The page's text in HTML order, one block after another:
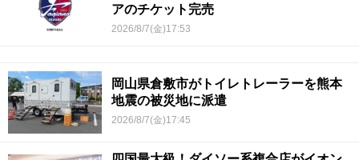
アのチケット完売
2026/8/7(金)17:53
岡山県倉敷市がトイレトレーラーを熊本
地震の被災地に派遣
2026/8/7(金)17:45